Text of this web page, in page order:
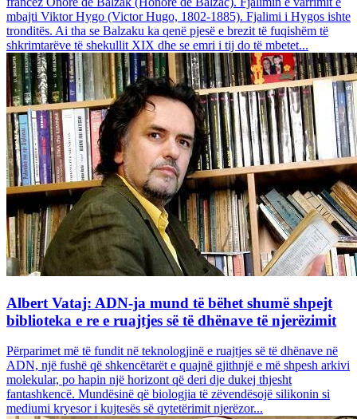
mbajti Viktor Hygo (Victor Hugo, 1802-1885). Fjalimi i Hygos ishte
tronditës. Ai tha se Balzaku ka qenë pjesë e brezit të fuqishëm të
shkrimtarëve të shekullit XIX dhe se emri i tij do të mbetet...
Albert Vataj: ADN-ja mund të bëhet shumë shpejt
biblioteka e re e ruajtjes së të dhënave të njerëzimit
Përparimet më të fundit në teknologjinë e ruajtjes së të dhënave në
ADN, një fushë që shkencëtarët e quajnë gjithnjë e më shpesh arkivi
molekular, po hapin një horizont që deri dje dukej thjesht
fantashkencë. Mundësinë që biologjia të zëvendësojë silikonin si
mediumi kryesor i kujtesës së qytetërimit njerëzor...